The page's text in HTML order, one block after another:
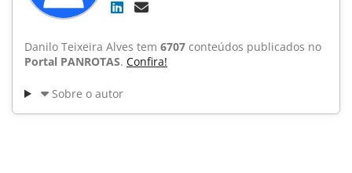
Danilo Teixeira Alves tem 6707 conteúdos publicados no
Portal PANROTAS. Confira!
Sobre o autor